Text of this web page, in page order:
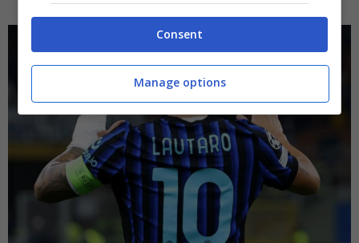
Consent
Manage options